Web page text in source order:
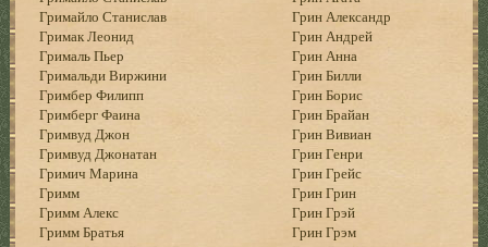
Гримайло Станислав
Гримак Леонид
Грималь Пьер
Гримальди Виржини
Гримбер Филипп
Гримберг Фаина
Гримвуд Джон
Гримвуд Джонатан
Гримич Марина
Гримм
Гримм Алекс
Гримм Братья
Грин Александр
Грин Андрей
Грин Анна
Грин Билли
Грин Борис
Грин Брайан
Грин Вивиан
Грин Генри
Грин Грейс
Грин Грин
Грин Грэй
Грин Грэм